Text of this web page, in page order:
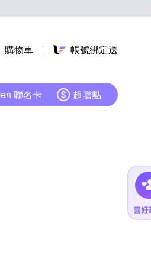
購物車 帳號綁定送
聯名卡 超贈點